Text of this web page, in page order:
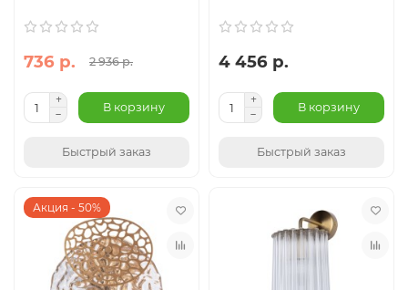
736 р. 2 936 р.
В корзину
Быстрый заказ
4 456 р.
В корзину
Быстрый заказ
Акция - 50%